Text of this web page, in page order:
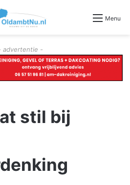
Menu
advertentie -
stil bij